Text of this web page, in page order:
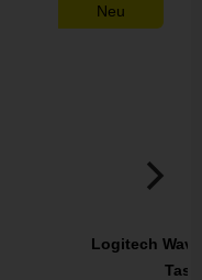
Neu
Logitech